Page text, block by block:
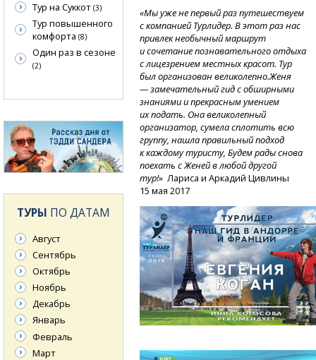
«Мы уже не первый раз путешествуем
с компанией Турлидер. В этот раз нас
привлек необычный маршрут
и сочетание познавательного отдыха
с лицезрением местных красот. Тур
был организован великолепно.Женя
— замечательный гид с обширными
знаниями и прекрасным умением
их подать. Она великолепный
организатор, сумела сплотить всю
группу, нашла правильный подход
к каждому туристу, Будем рады снова
поехать с Женей в любой другой
тур!» Лариса и Аркадий Цивлины
15 мая 2017
Тур на Суккот (3)
Тур повышенного
комфорта (8)
Один раз в сезоне
(2)
ТУРЫ ПО ДАТАМ
Август
Сентябрь
Октябрь
Ноябрь
Декабрь
Январь
Февраль
Март